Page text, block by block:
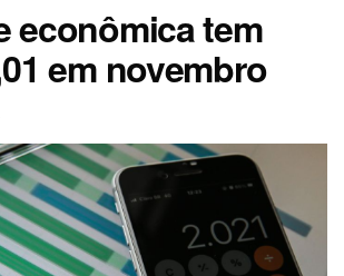
econômica tem
em novembro